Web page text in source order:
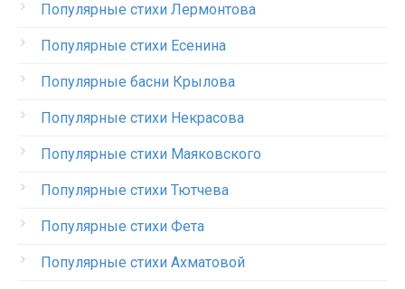
Популярные стихи Лермонтова
Популярные стихи Есенина
Популярные басни Крылова
Популярные стихи Некрасова
Популярные стихи Маяковского
Популярные стихи Тютчева
Популярные стихи Фета
Популярные стихи Ахматовой